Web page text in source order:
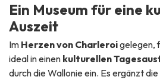
Ein Museum für eine
Auszeit
Im Herzen von Charleroigelegen,
ideal in einen kulturellen
durch die Wallonie ein. Es ergänzt